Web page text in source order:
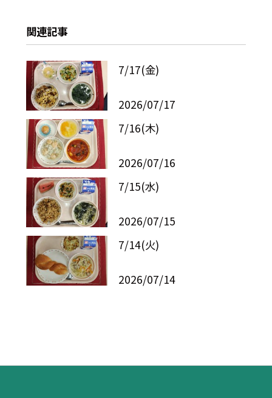
関連記事
7/17(金)
2026/07/17
7/16(木)
2026/07/16
7/15(水)
2026/07/15
7/14(火)
2026/07/14